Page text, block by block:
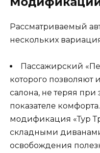
Рассматриваемый
нескольких
Пассажирский
которого
салона, не теряя
показателе
модификация «Тур
складными
освобождения